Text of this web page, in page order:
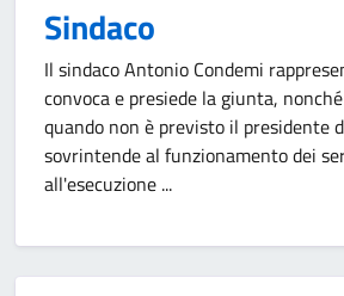
Sindaco
Il sindaco Antonio Condemi
convoca e presiede la giunta,
quando non è previsto il presidente
sovrintende al funzionamento dei
all'esecuzione ...